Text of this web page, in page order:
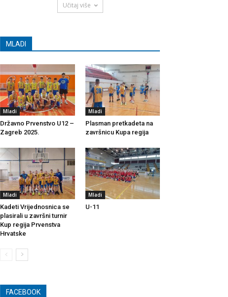
Učitaj više
MLADI
Mladi
Državno Prvenstvo U12 –
Zagreb 2025.
Mladi
Plasman pretkadeta na
završnicu Kupa regija
Mladi
Kadeti Vrijednosnica se
plasirali u završni turnir
Kup regija Prvenstva
Hrvatske
Mladi
U-11
FACEBOOK